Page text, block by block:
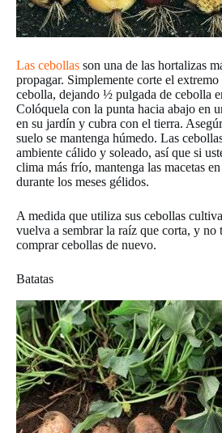
Las cebollas son una de las hortalizas
propagar. Simplemente corte el
cebolla, dejando ½ pulgada de cebolla
Colóquela con la punta hacia abajo en
en su jardín y cubra con el tierra.
suelo se mantenga húmedo. Las
ambiente cálido y soleado, así que si
clima más frío, mantenga las macetas
durante los meses gélidos.
A medida que utiliza sus cebollas
vuelva a sembrar la raíz que corta, y no
comprar cebollas de nuevo.
Batatas